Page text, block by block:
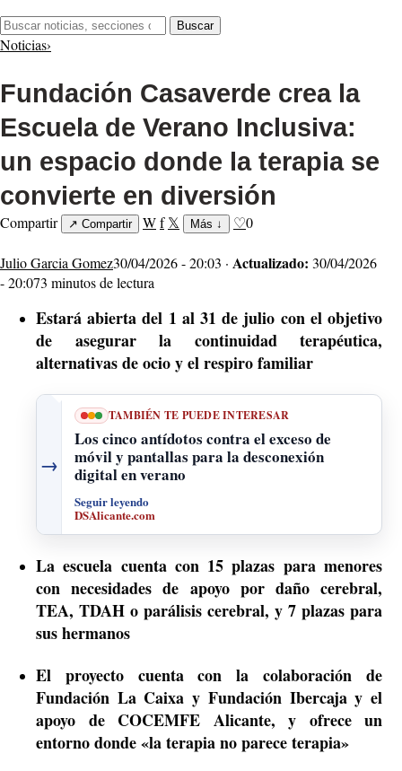
Buscar:
Buscar
Noticias›
Fundación Casaverde crea la
Escuela de Verano Inclusiva:
un espacio donde la terapia se
convierte en diversión
Compartir ↗ Compartir Wf 𝕏 Más ↓ ♡0
Julio Garcia Gomez30/04/2026 - 20:03 · Actualizado: 30/04/2026
- 20:073 minutos de lectura
Estará abierta del 1 al 31 de julio con el objetivo
de asegurar la continuidad terapéutica,
alternativas de ocio y el respiro familiar
→
TAMBIÉN TE PUEDE INTERESAR
Los cinco antídotos contra el exceso de
móvil y pantallas para la desconexión
digital en verano
Seguir leyendo
DSAlicante.com
La escuela cuenta con 15 plazas para menores
con necesidades de apoyo por daño cerebral,
TEA, TDAH o parálisis cerebral, y 7 plazas para
sus hermanos
El proyecto cuenta con la colaboración de
Fundación La Caixa y Fundación Ibercaja y el
apoyo de COCEMFE Alicante, y ofrece un
entorno donde «la terapia no parece terapia»